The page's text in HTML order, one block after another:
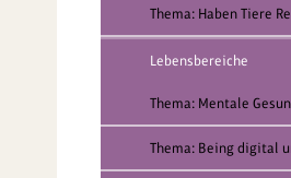
Thema: Haben Tiere
Lebensbereiche
Thema: Mentale
Thema: Being digital